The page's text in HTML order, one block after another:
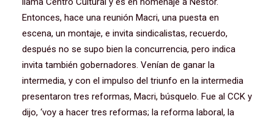
Entonces, hace una reunión Macri, una puesta en
escena, un montaje, e invita sindicalistas, recuerdo,
después no se supo bien la concurrencia, pero indica
invita también gobernadores. Venían de ganar la
intermedia, y con el impulso del triunfo en la intermedia
presentaron tres reformas, Macri, búsquelo. Fue al CCK y
dijo, ‘voy a hacer tres reformas; la reforma laboral, la